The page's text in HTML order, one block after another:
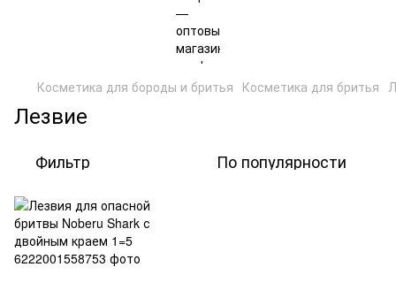
Косметика для бороды и бритья Косметика для бритья
Лезвие
Фильтр По популярности